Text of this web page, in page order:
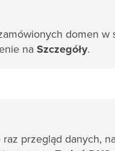
domen
na Szczegóły.
przegląd danych,